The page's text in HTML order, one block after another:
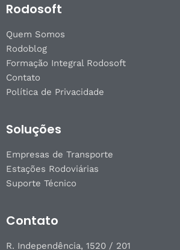
Rodosoft
Quem Somos
Rodoblog
Formação Integral Rodosoft
Contato
Política de Privacidade
Soluções
Empresas de Transporte
Estações Rodoviárias
Suporte Técnico
Contato
R. Independência, 1520 / 201